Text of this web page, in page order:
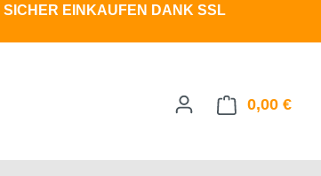
SICHER EINKAUFEN DANK SSL
0,00 €